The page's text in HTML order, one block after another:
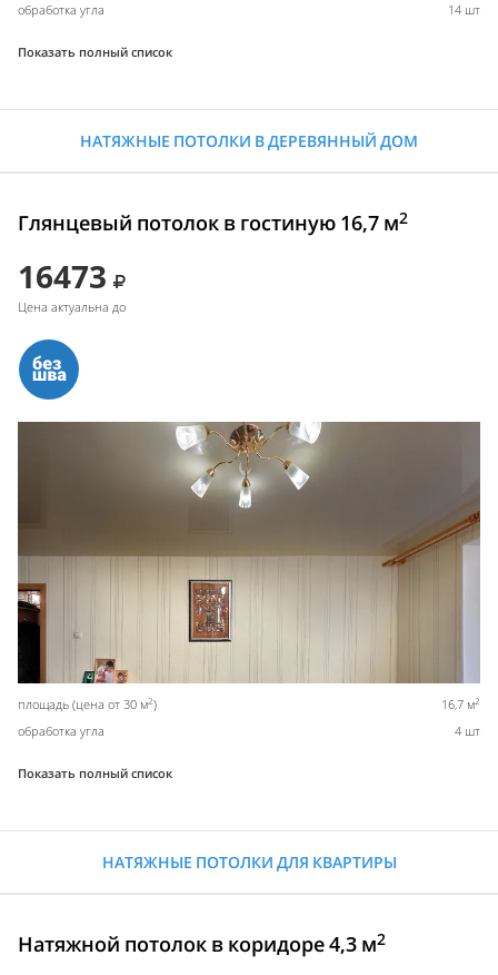
обработка угла 14 шт
Показать полный список
НАТЯЖНЫЕ ПОТОЛКИ В ДЕРЕВЯННЫЙ ДОМ
Глянцевый потолок в гостиную 16,7 м2
16473
Цена актуальна до
площадь (цена от 30 м2) 16,7 м2
обработка угла 4 шт
Показать полный список
НАТЯЖНЫЕ ПОТОЛКИ ДЛЯ КВАРТИРЫ
Натяжной потолок в коридоре 4,3 м2